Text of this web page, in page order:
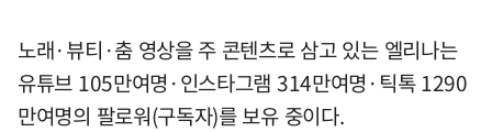
노래·뷰티·춤 영상을 주 콘텐츠로 삼고 있는 엘리나는
유튜브 105만여명·인스타그램 314만여명·틱톡 1290
만여명의 팔로워(구독자)를 보유 중이다.